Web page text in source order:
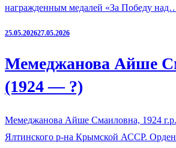
награжденным медалей «За Победу
25.05.202627.05.2026
Мемеджанова Айше
(1924 — ?)
Мемеджанова Айше Смаиловна, 1924
Ялтинского р-на Крымской АССР. Орден